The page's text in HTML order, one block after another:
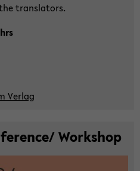
trans­la­tors.
Ver­lag
Work­shop